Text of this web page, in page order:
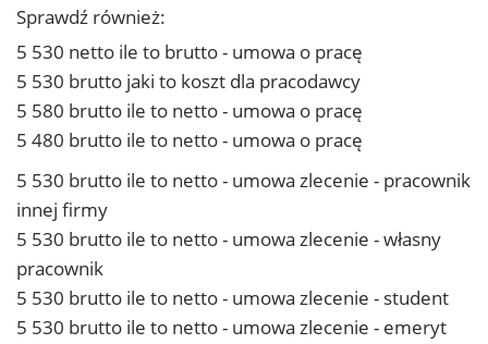
Sprawdź również:
5 530 netto ile to brutto - umowa o pracę
5 530 brutto jaki to koszt dla pracodawcy
5 580 brutto ile to netto - umowa o pracę
5 480 brutto ile to netto - umowa o pracę
5 530 brutto ile to netto - umowa zlecenie - pracownik
innej firmy
5 530 brutto ile to netto - umowa zlecenie - własny
pracownik
5 530 brutto ile to netto - umowa zlecenie - student
5 530 brutto ile to netto - umowa zlecenie - emeryt